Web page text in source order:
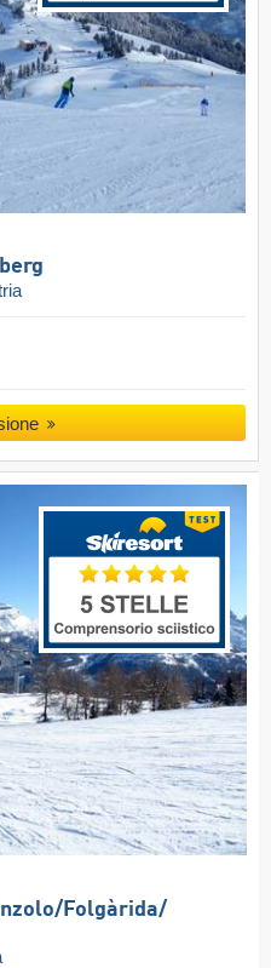
​Folgàrida/​